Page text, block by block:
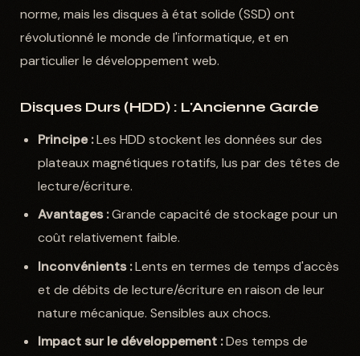
norme, mais les disques à état solide (SSD) ont
révolutionné le monde de l'informatique, et en
particulier le développement web.
Disques Durs (HDD) : L'Ancienne Garde
Principe :Les HDD stockent les données sur des
plateaux magnétiques rotatifs, lus par des têtes de
lecture/écriture.
Avantages :Grande capacité de stockage pour un
coût relativement faible.
Inconvénients :Lents en termes de temps d'accès
et de débits de lecture/écriture en raison de leur
nature mécanique. Sensibles aux chocs.
Impact sur le développement :Des temps de